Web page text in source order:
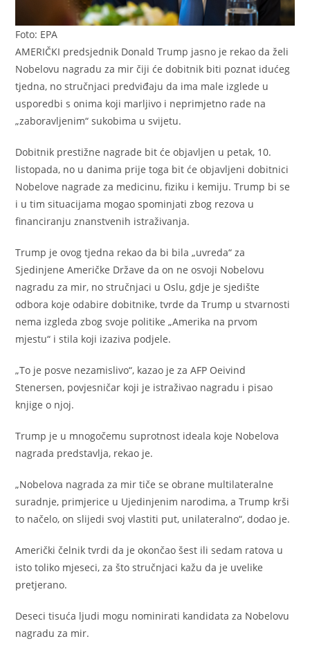
Foto: EPA
AMERIČKI predsjednik Donald Trump jasno je rekao da želi
Nobelovu nagradu za mir čiji će dobitnik biti poznat idućeg
tjedna, no stručnjaci predviđaju da ima male izglede u
usporedbi s onima koji marljivo i neprimjetno rade na
„zaboravljenim“ sukobima u svijetu.
Dobitnik prestižne nagrade bit će objavljen u petak, 10.
listopada, no u danima prije toga bit će objavljeni dobitnici
Nobelove nagrade za medicinu, fiziku i kemiju. Trump bi se
i u tim situacijama mogao spominjati zbog rezova u
financiranju znanstvenih istraživanja.
Trump je ovog tjedna rekao da bi bila „uvreda“ za
Sjedinjene Američke Države da on ne osvoji Nobelovu
nagradu za mir, no stručnjaci u Oslu, gdje je sjedište
odbora koje odabire dobitnike, tvrde da Trump u stvarnosti
nema izgleda zbog svoje politike „Amerika na prvom
mjestu“ i stila koji izaziva podjele.
„To je posve nezamislivo“, kazao je za AFP Oeivind
Stenersen, povjesničar koji je istraživao nagradu i pisao
knjige o njoj.
Trump je u mnogočemu suprotnost ideala koje Nobelova
nagrada predstavlja, rekao je.
„Nobelova nagrada za mir tiče se obrane multilateralne
suradnje, primjerice u Ujedinjenim narodima, a Trump krši
to načelo, on slijedi svoj vlastiti put, unilateralno“, dodao je.
Američki čelnik tvrdi da je okončao šest ili sedam ratova u
isto toliko mjeseci, za što stručnjaci kažu da je uvelike
pretjerano.
Deseci tisuća ljudi mogu nominirati kandidata za Nobelovu
nagradu za mir.